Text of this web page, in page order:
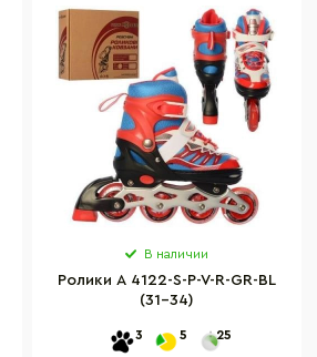
В наличии
Ролики A 4122-S-P-V-R-GR-BL
(31-34)
3 5 25